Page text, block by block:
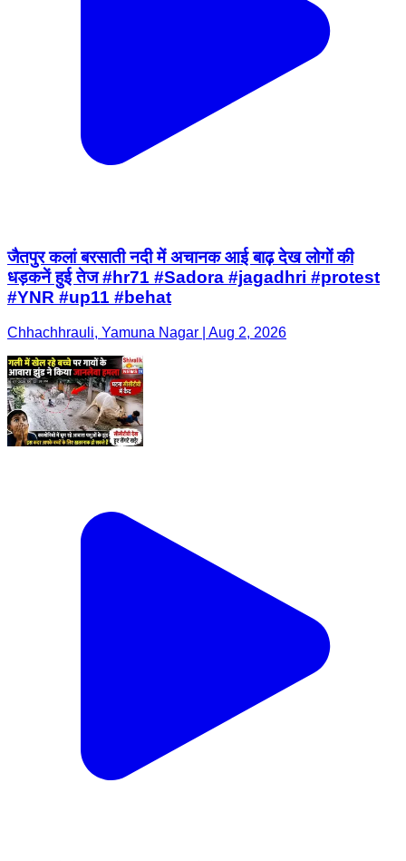
जैतपुर कलां बरसाती नदी में अचानक आई बाढ़ देख लोगों की
धड़कनें हुई तेज #hr71 #Sadora #jagadhri #protest
#YNR #up11 #behat
Chhachhrauli, Yamuna Nagar | Aug 2, 2026